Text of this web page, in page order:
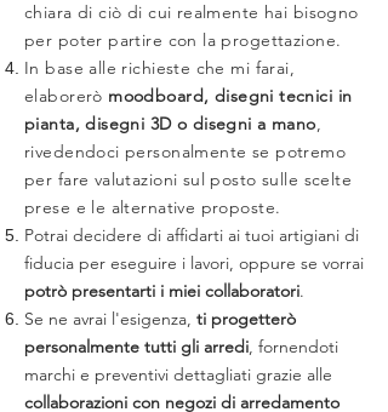
chiara di ciò di cui realmente hai bisogno
per poter partire con la progettazione.
In base alle richieste che mi farai,
elaborerò moodboard, disegni tecnici in
pianta, disegni 3D o disegni a mano,
rivedendoci personalmente se potremo
per fare valutazioni sul posto sulle scelte
prese e le alternative proposte.
Potrai decidere di affidarti ai tuoi artigiani di
fiducia per eseguire i lavori, oppure se vorrai
potrò presentarti i miei collaboratori.
Se ne avrai l'esigenza, ti progetterò
personalmente tutti gli arredi, fornendoti
marchi e preventivi dettagliati grazie alle
collaborazioni con negozi di arredamento